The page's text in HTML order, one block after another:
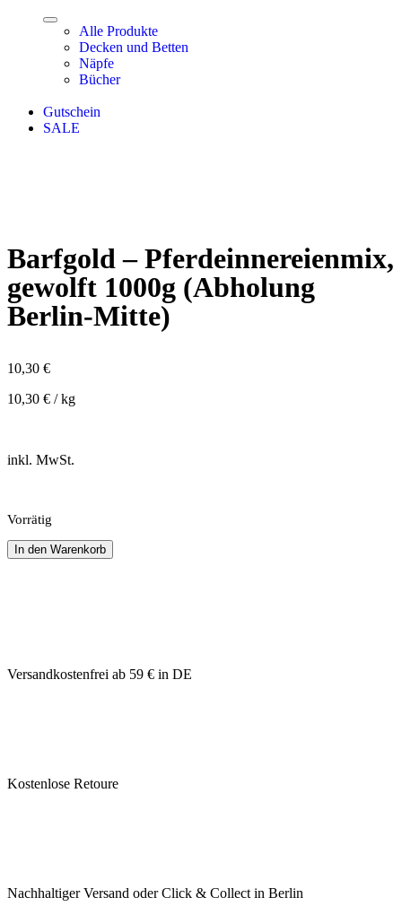
Alle Produkte
Decken und Betten
Näpfe
Bücher
Gutschein
SALE
Barfgold – Pferdeinnereienmix,
gewolft 1000g (Abholung
Berlin-Mitte)
10,30 €
10,30 € /kg
inkl. MwSt.
Vorrätig
In den Warenkorb
Versandkostenfrei ab 59 € in DE
Kostenlose Retoure
Nachhaltiger Versand oder Click & Collect in Berlin